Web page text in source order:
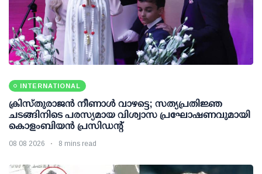
INTERNATIONAL
ക്രിസ്തുരാജൻ നീണാൾ വാഴട്ടെ; സത്യപ്രതിജ്ഞ
ചടങ്ങിനിടെ പരസ്യമായ വിശ്വാസ പ്രഘോഷണവുമായി
കൊളംബിയൻ പ്രസിഡന്റ്
08 08 2026 8 mins read